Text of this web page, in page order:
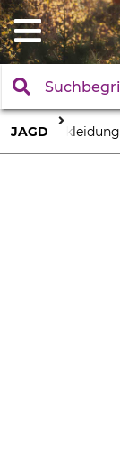
JAGD Bekleidung